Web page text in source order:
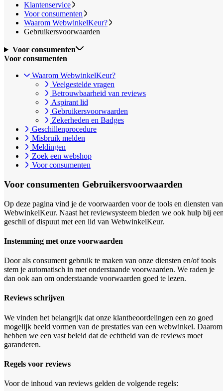
Klantenservice
Voor consumenten
Waarom WebwinkelKeur?
Gebruikersvoorwaarden
Voor consumenten
Voor consumenten
Waarom WebwinkelKeur?
Veelgestelde vragen
Betrouwbaarheid van reviews
Aspirant lid
Gebruikersvoorwaarden
Zekerheden en Badges
Geschillenprocedure
Misbruik melden
Meldingen
Zoek een webshop
Voor consumenten
Voor consumenten Gebruikersvoorwaarden
Op deze pagina vind je de voorwaarden voor de tools en diensten van
WebwinkelKeur. Naast het reviewsysteem bieden we ook hulp bij
geschil of dispuut met een lid van WebwinkelKeur.
Instemming met onze voorwaarden
Door als consument gebruik te maken van onze diensten en/of tools
stem je automatisch in met onderstaande voorwaarden. We raden je
dan ook aan om onderstaande voorwaarden goed te lezen.
Reviews schrijven
We vinden het belangrijk dat onze klantbeoordelingen een zo goed
mogelijk beeld vormen van de prestaties van een webwinkel. Daarom
hebben we een vast beleid dat de echtheid van de reviews moet
garanderen.
Regels voor reviews
Voor de inhoud van reviews gelden de volgende regels: